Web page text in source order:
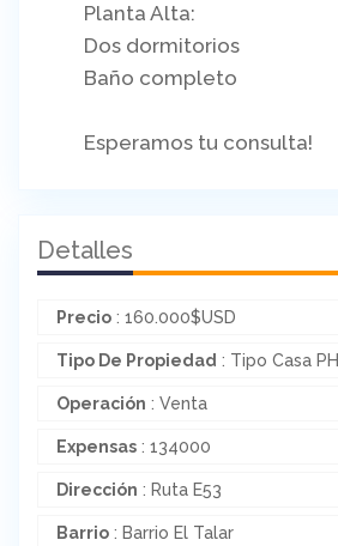
Planta Alta:
Dos dormitorios
Baño completo
Esperamos tu consulta!
Detalles
Precio : 160.000$USD
Tipo De Propiedad : Tipo Casa PH
Operación : Venta
Expensas : 134000
Dirección : Ruta E53
Barrio : Barrio El Talar